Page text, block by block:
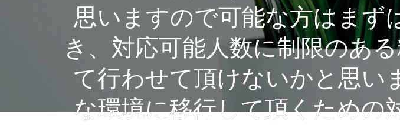
思いますので可能な方はまず
き、対応可能人数に制限のあ
て行わせて頂けないかと思い
な環境に移行して頂くための